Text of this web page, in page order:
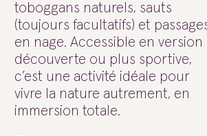
toboggans naturels, sauts
(toujours facultatifs) et
en nage. Accessible en version
découverte ou plus sportive,
c’est une activité idéale pour
vivre la nature autrement, en
immersion totale.